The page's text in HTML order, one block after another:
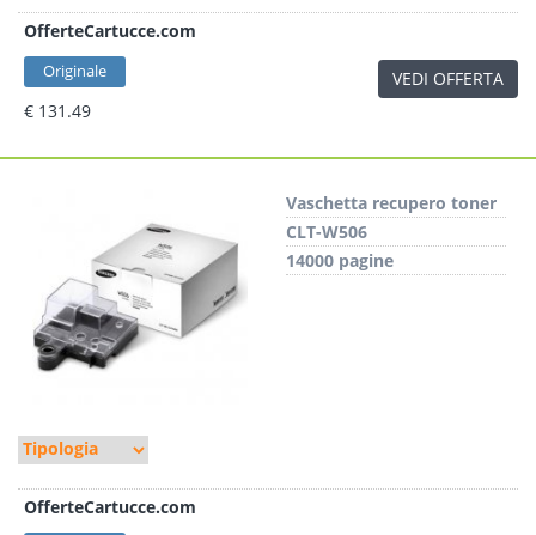
OfferteCartucce.com
Originale
€ 131.49
VEDI OFFERTA
Vaschetta recupero toner
CLT-W506
14000 pagine
OfferteCartucce.com